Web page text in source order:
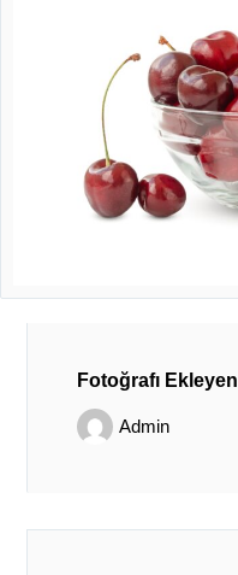
Fotoğrafı Ekleyen
Admin